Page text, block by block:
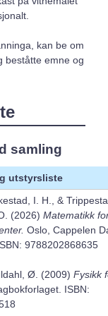
kan be om
beståtte emne og
samling
utstyrsliste
I. H., &
(2026) Matematikk
Oslo, Cappelen
9788202868635
Ø. (2009) Fysikk
ISBN: